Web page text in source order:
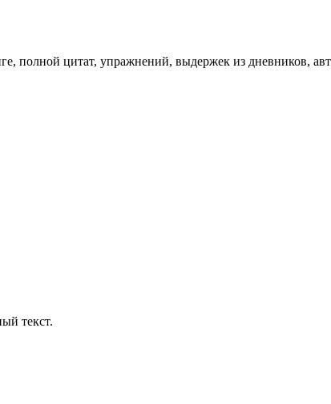
полной цитат, упражнений, выдержек из дневников,
текст.